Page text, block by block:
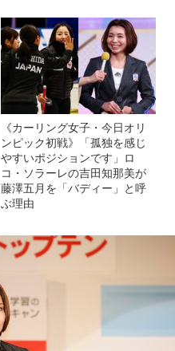
《カーリング女子・今日オリ
ンピック初戦》「孤独を感じ
やすいポジションです」ロ
コ・ソラーレの吉田知那美が
藤澤五月を「バディー」と呼
ぶ理由